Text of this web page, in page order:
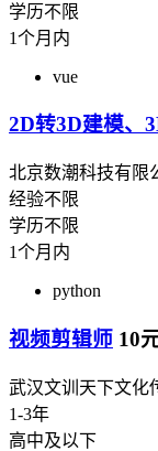
学历不限
1个月内
vue
2D转3D建模、
北京数潮科技有限
经验不限
学历不限
1个月内
python
视频剪辑师 10
武汉文训天下文化
1-3年
高中及以下